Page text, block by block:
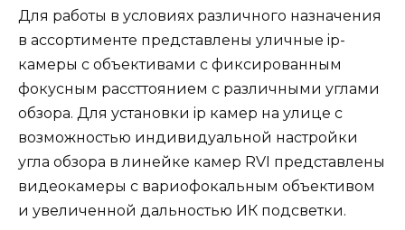
Для работы в условиях различного назначения
в ассортименте представлены уличные ip-
камеры с объективами с фиксированным
фокусным рассттоянием с различными углами
обзора. Для установки ip камер на улице с
возможностью индивидуальной настройки
угла обзора в линейке камер RVI представлены
видеокамеры с вариофокальным объективом
и увеличенной дальностью ИК подсветки.